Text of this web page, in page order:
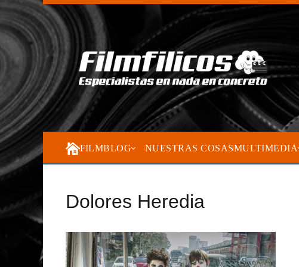
FILMBLOG NUESTRAS COSASMULTIMEDIA
Dolores Heredia